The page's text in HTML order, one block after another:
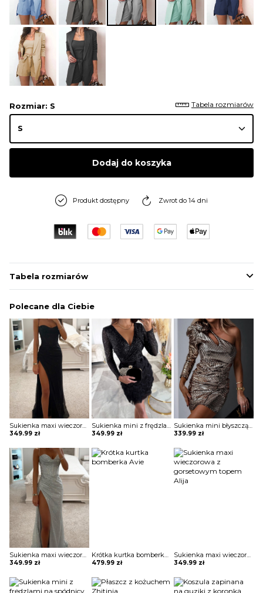
Rozmiar: S Tabela rozmiarów
Dodaj do koszyka
Produkt dostępny Zwrot do 14 dni
Tabela rozmiarów
Polecane dla Ciebie
349.99 zł 349.99 zł
Sukienka mini błyszcząca na jedno ramię Vildan
339.99 zł
349.99 zł 479.99 zł
Sukienka maxi wieczorowa z gorsetowym topem Alija
349.99 zł